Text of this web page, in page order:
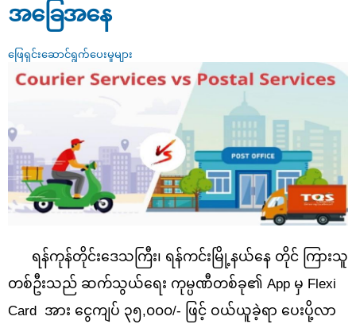
အခြေအနေ
ဖြေရှင်းဆောင်ရွက်ပေးမှုများ
ရန်ကုန်တိုင်းဒေသကြီး၊ ရန်ကင်းမြို့နယ်နေ တိုင် ကြားသူ
တစ်ဦးသည် ဆက်သွယ်ရေး ကုမ္ပဏီတစ်ခု၏ App မှ Flexi
Card အား ငွေကျပ် ၃၅,၀၀၀/- ဖြင့် ဝယ်ယူခဲ့ရာ ပေးပို့လာ